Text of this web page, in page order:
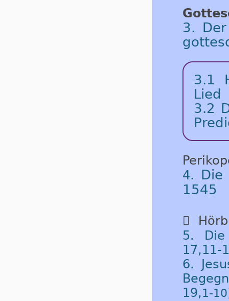
3.
3.1
Lied
3.2
4. Die
1545

5. Die
17,11-
6.
19,1-10